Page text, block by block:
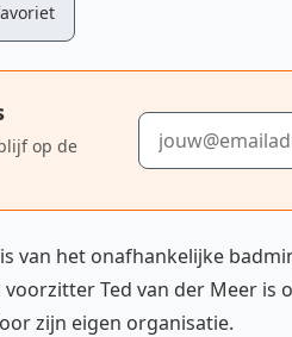
op de
E-mailadres
van het onafhankelijke
Ted van der Meer
zijn eigen organisatie.